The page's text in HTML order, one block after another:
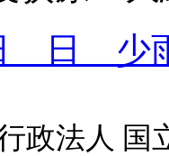
日 少
政法人 国